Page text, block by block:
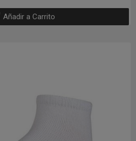
Añadir a Carrito